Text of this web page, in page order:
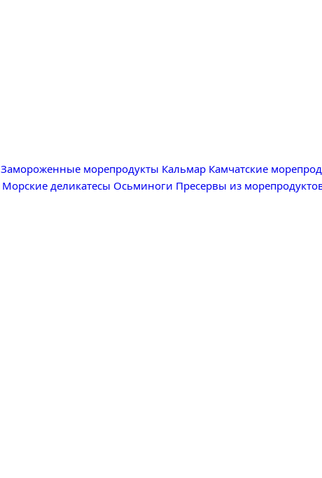
Замороженные морепродукты Кальмар Камчатские
Морские деликатесы Осьминоги Пресервы из